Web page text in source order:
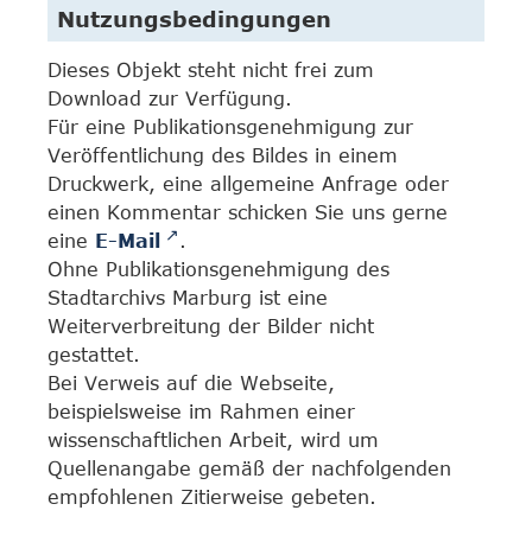
Nutzungsbedingungen
Dieses Objekt steht nicht frei zum
Download zur Verfügung.
Für eine Publikationsgenehmigung zur
Veröffentlichung des Bildes in einem
Druckwerk, eine allgemeine Anfrage oder
einen Kommentar schicken Sie uns gerne
eine E-Mail
.
Ohne Publikationsgenehmigung des
Stadtarchivs Marburg ist eine
Weiterverbreitung der Bilder nicht
gestattet.
Bei Verweis auf die Webseite,
beispielsweise im Rahmen einer
wissenschaftlichen Arbeit, wird um
Quellenangabe gemäß der nachfolgenden
empfohlenen Zitierweise gebeten.